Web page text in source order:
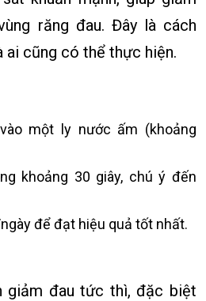
răng đau. Đây là cách
ai cũng có thể thực hiện.
một ly nước ấm (khoảng
khoảng 30 giây, chú ý đến
để đạt hiệu quả tốt nhất.
giảm đau tức thì, đặc biệt